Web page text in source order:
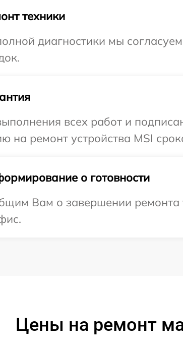
техники
диагностики мы
всех работ и
на ремонт устройства MSI
о готовности
Вам о завершении ремонта
Цены на ремонт